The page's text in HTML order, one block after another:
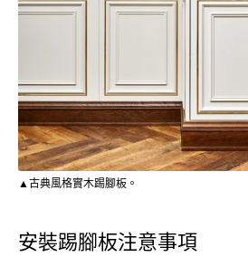
▲古典風格實木踢腳板。
安裝踢腳板注意事項